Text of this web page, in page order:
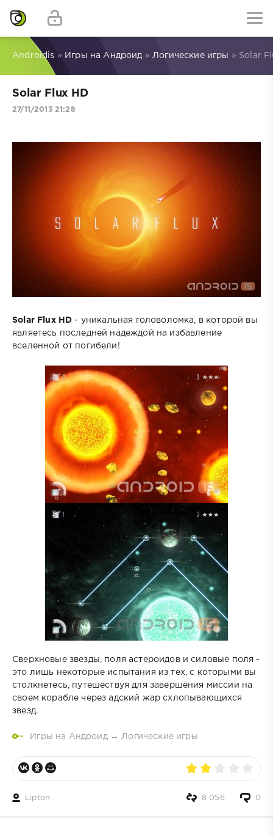
Androidis » Игры на Андроид » Логические игры » Solar
Solar Flux HD
27/11/2013 21:28
Solar Flux HD - уникальная головоломка, в которой вы
являетесь последней надеждой на избавление
вселенной от погибели!
Сверхновые звезды, поля астероидов и силовые поля -
это лишь некоторые испытания из тех, с которыми вы
столкнетесь, путешествуя для завершения миссии на
своем корабле через адский жар схлопывающихся
звезд.
Игры на Андроид→Логические игры
Lipton 0
8 056